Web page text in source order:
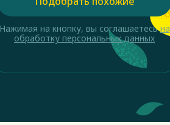
Нажимая на кнопку, вы соглашаетесьна
обработку персональных данных